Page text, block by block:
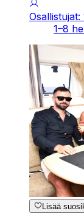
1–8
Lisää